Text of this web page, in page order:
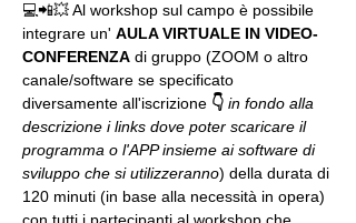
💻📲💥 Al workshop sul campo è possibile
integrare un' AULA VIRTUALE IN VIDEO-
CONFERENZA di gruppo (ZOOM o altro
canale/software se specificato
diversamente all'iscrizione 👇 in fondo alla
descrizione i links dove poter scaricare il
programma o l'APP insieme ai software di
sviluppo che si utilizzeranno) della durata di
120 minuti (in base alla necessità in opera)